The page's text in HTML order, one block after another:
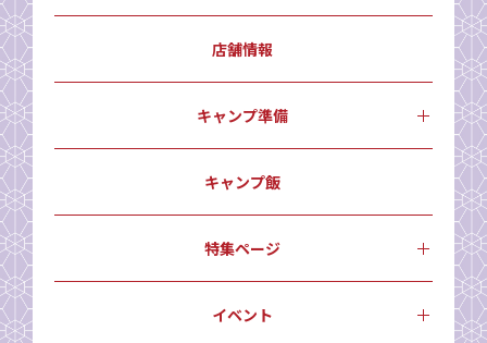
店舗情報
キャンプ準備
キャンプ飯
特集ページ
イベント